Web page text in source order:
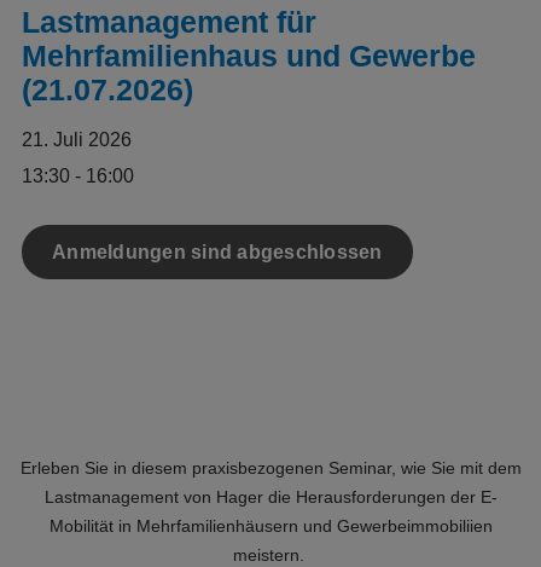
Lastmanagement für
Mehrfamilienhaus und Gewerbe
(21.07.2026)
21. Juli 2026
13:30 - 16:00
Anmeldungen sind abgeschlossen
Erleben Sie in diesem praxisbezogenen Seminar, wie Sie mit dem
Lastmanagement von Hager die Herausforderungen der E-
Mobilität in Mehrfamilienhäusern und Gewerbeimmobiliien
meistern.